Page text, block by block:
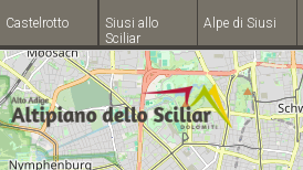
Castelrotto
Siusi allo
Sciliar
Alpe di Siusi